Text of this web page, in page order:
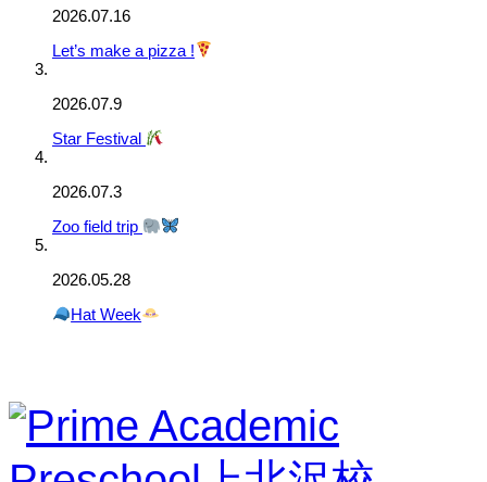
2026.07.16
Let’s make a pizza !
2026.07.9
Star Festival
2026.07.3
Zoo field trip
2026.05.28
Hat Week